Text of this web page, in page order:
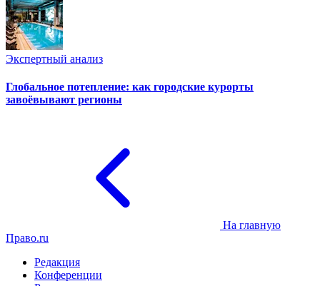
Экспертный анализ
Глобальное потепление: как городские курорты
завоёвывают регионы
На главную
Право.ru
Редакция
Конференции